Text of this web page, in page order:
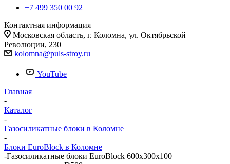
+7 499 350 00 92
Контактная информация
Московская область, г. Коломна, ул. Октябрьской
Революции, 230
kolomna@puls-stroy.ru
YouTube
Главная
-
Каталог
-
Газосиликатные блоки в Коломне
-
Блоки EuroBlock в Коломне
-Газосиликатные блоки EuroBlock 600х300х100